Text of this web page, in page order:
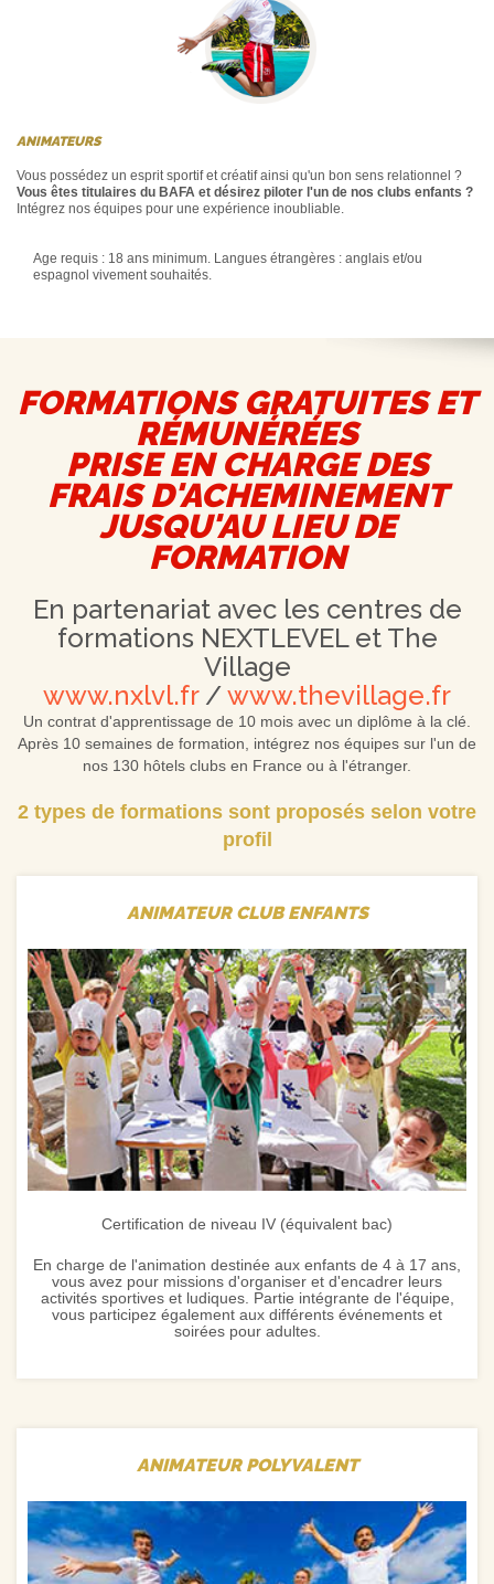
ANIMATEURS
Vous possédez un esprit sportif et créatif ainsi qu'un bon sens relationnel ?
Vous êtes titulaires du BAFA et désirez piloter l'un de nos clubs enfants ?
Intégrez nos équipes pour une expérience inoubliable.
Age requis : 18 ans minimum. Langues étrangères : anglais et/ou
espagnol vivement souhaités.
FORMATIONS GRATUITES ET
RÉMUNÉRÉES
PRISE EN CHARGE DES
FRAIS D'ACHEMINEMENT
JUSQU'AU LIEU DE
FORMATION
En partenariat avec les centres de
formations NEXTLEVEL et The
Village
www.nxlvl.fr/www.thevillage.fr
Un contrat d'apprentissage de 10 mois avec un diplôme à la clé.
Après 10 semaines de formation, intégrez nos équipes sur l'un de
nos 130 hôtels clubs en France ou à l'étranger.
2 types de formations sont proposés selon votre
profil
ANIMATEUR CLUB ENFANTS
Certification de niveau IV (équivalent bac)
En charge de l'animation destinée aux enfants de 4 à 17 ans,
vous avez pour missions d'organiser et d'encadrer leurs
activités sportives et ludiques. Partie intégrante de l'équipe,
vous participez également aux différents événements et
soirées pour adultes.
ANIMATEUR POLYVALENT